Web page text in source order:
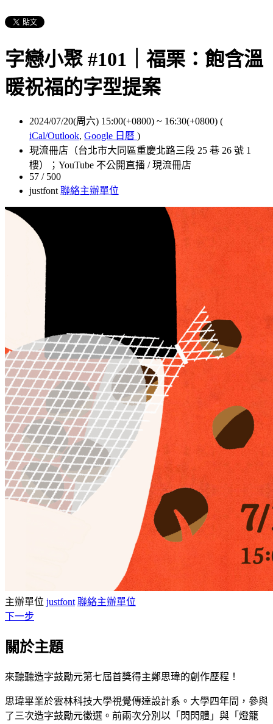
字戀小聚 #101｜福栗：飽含溫
暖祝福的字型提案
2024/07/20(周六) 15:00(+0800) ~ 16:30(+0800) (
iCal/Outlook, Google 日曆 )
現流冊店（台北市大同區重慶北路三段 25 巷 26 號 1
樓）；YouTube 不公開直播 / 現流冊店
57 / 500
justfont 聯絡主辦單位
主辦單位 justfont 聯絡主辦單位
下一步
關於主題
來聽聽造字鼓勵元第七屆首獎得主鄭思瑋的創作歷程！
思瑋畢業於雲林科技大學視覺傳達設計系。大學四年間，參與
了三次造字鼓勵元徵選。前兩次分別以「閃閃體」與「燈籠